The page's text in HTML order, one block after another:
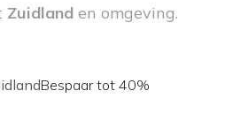
Zuidland en omgeving.
Bespaar tot 40%